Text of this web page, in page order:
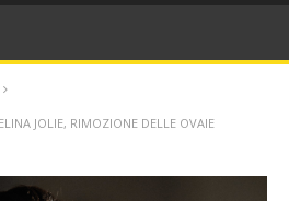
JOLIE, RIMOZIONE DELLE OVAIE